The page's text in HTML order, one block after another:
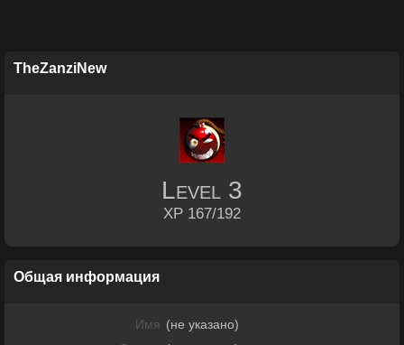
TheZanziNew
Level 3
XP 167/192
Общая информация
Имя (не указано)